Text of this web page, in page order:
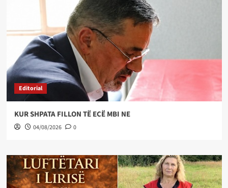
Editorial
KUR SHPATA FILLON TË ECË MBI NE
04/08/2026 0